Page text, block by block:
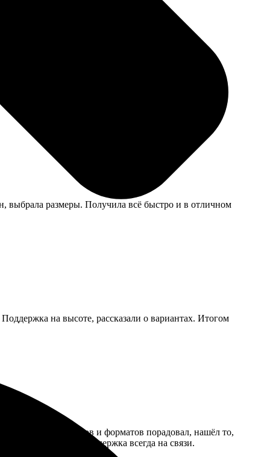
на сайте помогает быстро выбрать
выбрала размеры. Получила всё быстро и в отличном
на высоте, рассказали о вариантах. Итогом
Выбор дизайнов и форматов порадовал, нашёл то,
вопросы, техподдержка всегда на связи.